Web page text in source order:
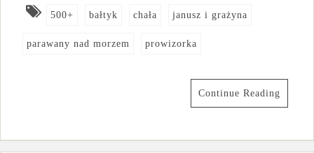
500+ bałtyk chała janusz i grażyna
parawany nad morzem prowizorka
Continue Reading